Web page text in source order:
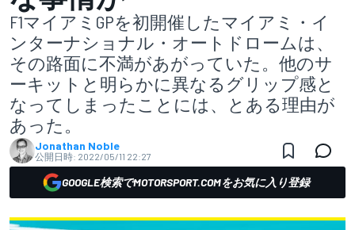
F1マイアミGPを初開催したマイアミ・イ
ンターナショナル・オートドロームは、
その路面に不満があがっていた。他のサ
ーキットと明らかに異なるグリップ感と
なってしまったことには、とある理由が
あった。
Jonathan Noble
公開日時: 2022/05/11 22:27
GOOGLE検索でMOTORSPORT.COMをお気に入り登録